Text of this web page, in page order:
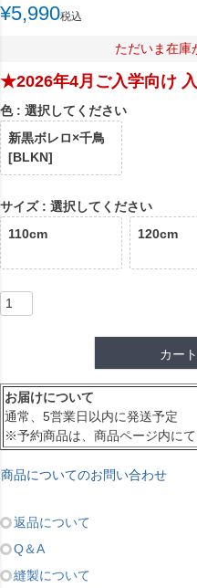
¥5,990税込
ただいま在庫
★2026年4月ご入学向け
色
選択してください
新黒ボレロ×千鳥
[BLKN]
サイズ
選択してください
110cm
120cm
カー
お届けについて
通常、5営業日以内に発送予定
※予約商品は、商品ページ内にて
商品についてのお問い合わせ
返品について
Q＆A
縫製について